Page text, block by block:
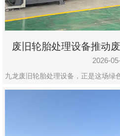
废旧轮胎处理设备推动
2026-
九龙废旧轮胎处理设备，正是这场绿